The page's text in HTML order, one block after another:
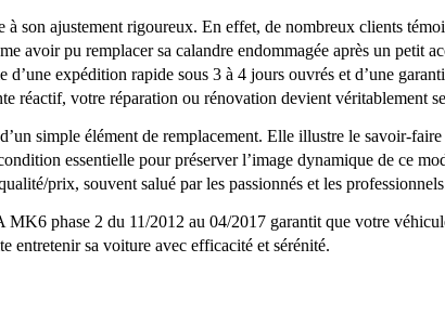
à son ajustement rigoureux. En effet, de nombreux clients
avoir pu remplacer sa calandre endommagée après un petit
expédition rapide sous 3 à 4 jours ouvrés et d’une
réactif, votre réparation ou rénovation devient véritablement
simple élément de remplacement. Elle illustre le savoir-
essentielle pour préserver l’image dynamique de ce
prix, souvent salué par les passionnés et les
phase 2 du 11/2012 au 04/2017 garantit que votre
entretenir sa voiture avec efficacité et sérénité.